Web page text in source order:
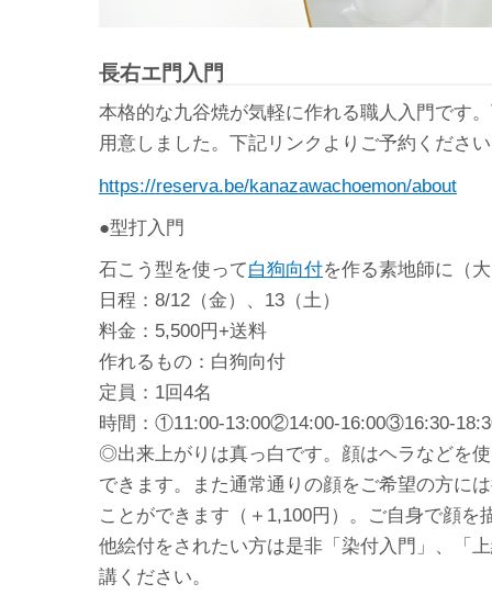
長右エ門入門
本格的な九谷焼が気軽に作れる職人入門です
用意しました。下記リンクよりご予約くださ
https://reserva.be/kanazawachoemon/about
●型打入門
石こう型を使って白狗向付を作る素地師に（
日程：8/12（金）、13（土）
料金：5,500円+送料
作れるもの：白狗向付
定員：1回4名
時間：①11:00-13:00②14:00-16:00③16:30-
◎出来上がりは真っ白です。顔はヘラなどを
できます。また通常通りの顔をご希望の方に
ことができます（＋1,100円）。ご自身で顔を
他絵付をされたい方は是非「染付入門」、「
講ください。